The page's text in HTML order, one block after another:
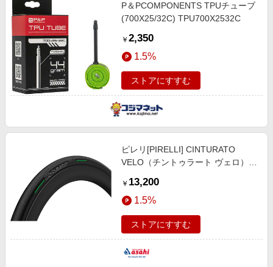
P＆PCOMPONENTS TPUチューブ
(700X25/32C) TPU700X2532C
￥ 2,350
1.5%
ストアにすすむ
ピレリ[PIRELLI] CINTURATO
VELO（チントゥラート ヴェロ）チ
ビード タイヤ／チューブ／小物
￥ 13,200
1.5%
ストアにすすむ